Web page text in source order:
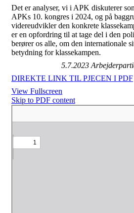
Det er analyser, vi i APK diskuterer
APKs 10. kongres i 2024, og på
videreudvikler den konkrete
er en opfordring til at tage del i den
berører os alle, om den internationale
betydning for klassekampen.
5.7.2023
DIREKTE LINK TIL PJECEN I PDF
View Fullscreen
Skip to PDF content